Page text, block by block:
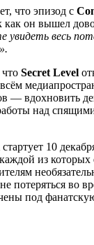
что эпизод с
как он вышел
весь
что Secret Level
— вдохновить
над
стартует 10
из которых
потеряться во
под